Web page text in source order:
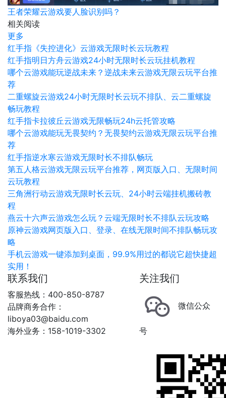
王者荣耀云游戏要人脸识别吗？
相关阅读
更多
红手指《失控进化》云游戏无限时长云玩教程
红手指明日方舟云游戏24小时无限时长云玩挂机教程
哪个云游戏能玩逆战未来？逆战未来云游戏无限云玩平台推
荐
二重螺旋云游戏24小时无限时长云玩不排队、云二重螺旋
畅玩教程
红手指卡拉彼丘云游戏无限畅玩24h云托管攻略
哪个云游戏能玩无畏契约？无畏契约云游戏无限云玩平台推
荐
红手指逆水寒云游戏无限时长不排队畅玩
第五人格云游戏无限云玩平台推荐，网页版入口、无限时间
云玩教程
三角洲行动云游戏无限时长云玩、24小时云端挂机搬砖教
程
燕云十六声云游戏怎么玩？云端无限时长不排队云玩攻略
原神云游戏网页版入口、登录、在线无限时间不排队畅玩攻
略
手机云游戏一键添加到桌面，99.9%用过的都说它超快捷超
实用！
联系我们
客服热线：400-850-8787
品牌商务合作：
liboya03@baidu.com
海外业务：158-1019-3302
关注我们
微信公众
号